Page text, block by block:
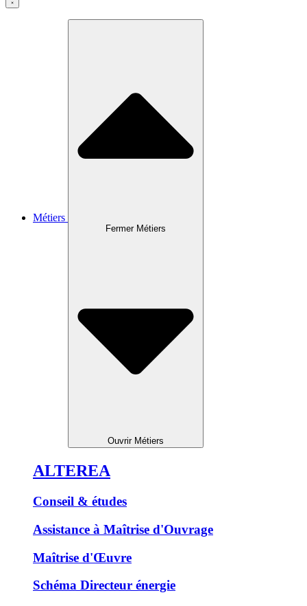
Métiers
Fermer Métiers
Ouvrir Métiers
ALTEREA
Conseil & études
Assistance à Maîtrise d'Ouvrage
Maîtrise d'Œuvre
Schéma Directeur énergie